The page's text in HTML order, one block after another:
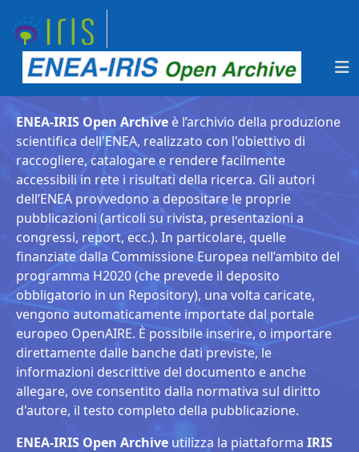
ENEA-IRIS Open Archive è l’archivio della produzione
scientifica dell'ENEA, realizzato con l'obiettivo di
raccogliere, catalogare e rendere facilmente
accessibili in rete i risultati della ricerca. Gli autori
dell’ENEA provvedono a depositare le proprie
pubblicazioni (articoli su rivista, presentazioni a
congressi, report, ecc.). In particolare, quelle
finanziate dalla Commissione Europea nell’ambito del
programma H2020 (che prevede il deposito
obbligatorio in un Repository), una volta caricate,
vengono automaticamente importate dal portale
europeo OpenAIRE. È possibile inserire, o importare
direttamente dalle banche dati previste, le
informazioni descrittive del documento e anche
allegare, ove consentito dalla normativa sul diritto
d'autore, il testo completo della pubblicazione.
ENEA-IRIS Open Archive utilizza la piattaforma IRIS